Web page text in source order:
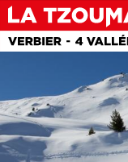
Aller
au
contenu